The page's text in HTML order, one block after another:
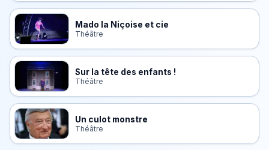
Mado la Niçoise et cie
Théâtre
Sur la tête des enfants !
Théâtre
Un culot monstre
Théâtre